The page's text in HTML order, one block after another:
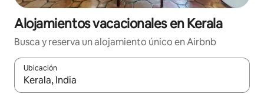
Alojamientos vacacionales en Kerala
Busca y reserva un alojamiento único en Airbnb
Ubicación
Cuando los resultados estén disponibles, podrás navegar